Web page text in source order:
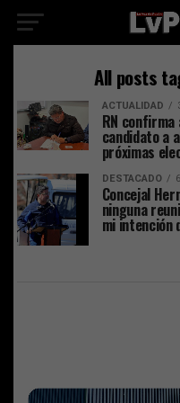
All posts
ACTUALIDAD
RN confirma
candidato a
próximas
DESTACADO
Concejal
ninguna
mi intención